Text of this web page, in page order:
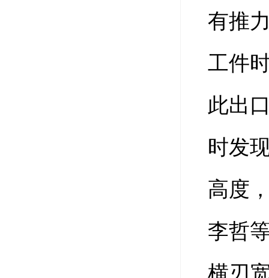
有推
工件
此出
时发
高度
李哲